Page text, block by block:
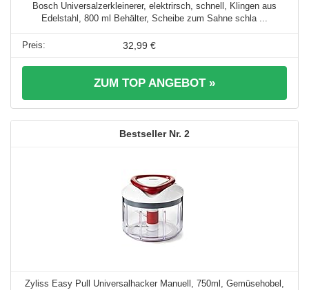
Bosch Universalzerkleinerer, elektrirsch, schnell, Klingen aus
Edelstahl, 800 ml Behälter, Scheibe zum Sahne schla ...
32,99 €
ZUM TOP ANGEBOT »
2
Zyliss Easy Pull Universalhacker Manuell, 750ml, Gemüsehobel,